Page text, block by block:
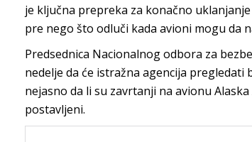
je ključna prepreka za konačno
pre nego što odluči kada avioni mogu da
Predsednica Nacionalnog odbora za
nedelje da će istražna agencija pregledati
nejasno da li su zavrtanji na avionu
postavljeni.